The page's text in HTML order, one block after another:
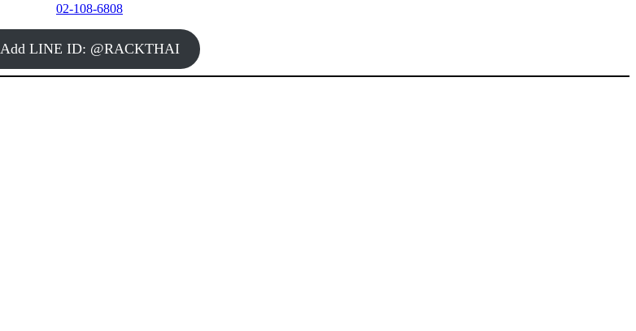
02-108-6808
Add LINE ID: @RACKTHAI